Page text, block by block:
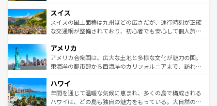
れる地方に足を運ぶとそれぞれで全く異なる文化を体験で
きるだろう。 なお、新着のフランス情報はコンテンツ一覧
を参照してほしい。
は、お酒好きな人にはぜひ体験してほしい。 なお、新着の
ドイツ情報はコンテンツ一覧を参照してほしい。
リアごとに異なる魅力がある。また、優雅なアフタヌーン
ティー、ビール好きにはたまらない英国パブ、サッカー観
戦など、本場だからこそできる体験も豊富。イギリスを旅
ンツ一覧を参照してほしい。
スイス
スイスの国土面積は九州ほどの広さだが、運行時刻が正確
な交通網が整備されており、初心者でも安心して個人旅行
の建物がそのまま残る町や、スイスならではのユニークな
博物館もあり、アルプス観光だけでなく町歩きも満喫する
ことができる。国民の所得が高いため物価も高いが、旅行
ば市内交通費無料で観光を楽しむこともできる。 なお、新
着のスイス情報はコンテンツ一覧 を参照してほしい。
アメリカ
アメリカ合衆国は、広大な土地と多様な文化が魅力の国。
東海岸の都市部から西海岸のカリフォルニアまで、訪れる
のような巨大都市は、観光、ショッピング、エンターテイ
ンメントが詰まった刺激的なスポットだ。一方、アメリカ
西部には大自然が広がり、グランドキャニオンやイエロー
ハワイ
年間を通じて温暖な気候に恵まれ、多くの島で構成される
ハワイは、どの島も独自の魅力をもっている。大自然の神